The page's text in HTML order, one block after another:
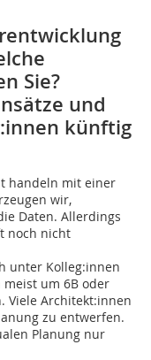
Sie?
und
künftig
handeln mit einer
wir,
Daten. Allerdings
noch nicht
unter Kolleg:innen
um 6B oder
Viele Architekt:innen
zu entwerfen.
Planung nur